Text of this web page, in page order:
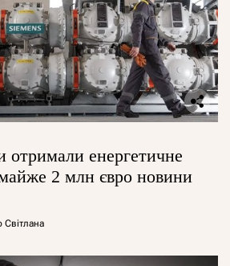
отримали енергетичне
2 млн євро новини